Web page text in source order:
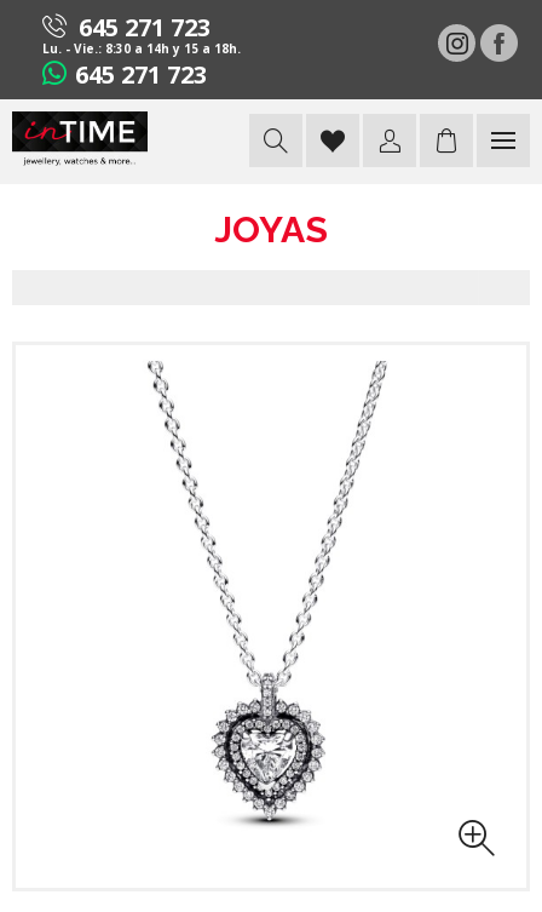
645 271 723
Lu. - Vie.: 8:30 a 14h y 15 a 18h.
645 271 723
JOYAS